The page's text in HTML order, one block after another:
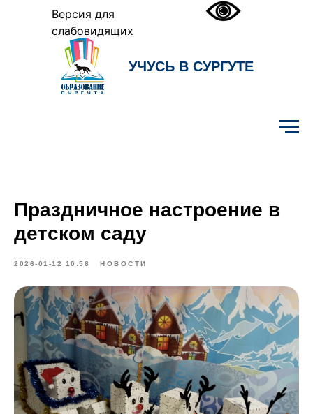
Версия для
слабовидящих
УЧУСЬ В СУРГУТЕ
Праздничное настроение в
детском саду
2026-01-12 10:58 НОВОСТИ